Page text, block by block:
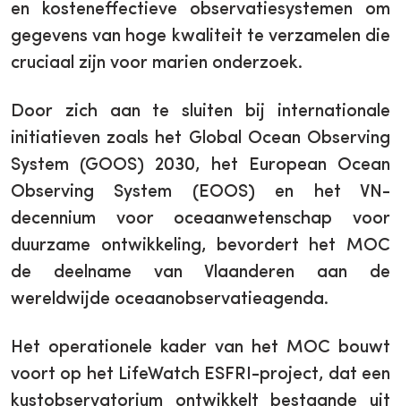
en kosteneffectieve observatiesystemen om
gegevens van hoge kwaliteit te verzamelen die
cruciaal zijn voor marien onderzoek.
Door zich aan te sluiten bij internationale
initiatieven zoals het Global Ocean Observing
System (GOOS) 2030, het European Ocean
Observing System (EOOS) en het VN-
decennium voor oceaanwetenschap voor
duurzame ontwikkeling, bevordert het MOC
de deelname van Vlaanderen aan de
wereldwijde oceaanobservatieagenda.
Het operationele kader van het MOC bouwt
voort op het LifeWatch ESFRI-project, dat een
kustobservatorium ontwikkelt bestaande uit